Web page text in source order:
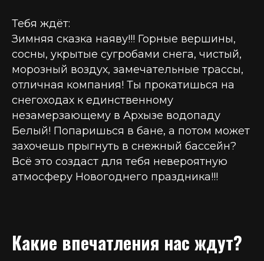
Тебя ждёт:
Зимняя сказка наяву!!! Горные вершины,
сосны, укрытые сугробами снега, чистый,
морозный воздух, замечательные трассы,
отличная компания! Ты прокатишься на
снегоходах к единственному
незамерзающему в Архызе водопаду
Белый! Попаришься в бане, а потом может
захочешь прыгнуть в снежный бассейн?
Всё это создаст для тебя невероятную
атмосферу Новогоднего праздника!!!
Какие впечатления нас ждут?